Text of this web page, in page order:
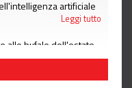
artificiale
Leggi tutto
alle bufale dell'estate
Leggi tutto